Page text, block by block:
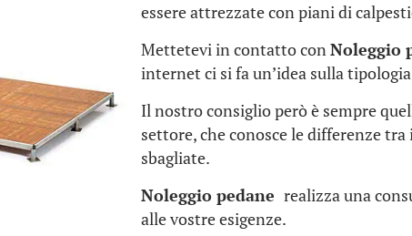
essere attrezzate con piani di
Mettetevi in contatto conNoleggio
internet ci si fa un’idea sulla
Il nostro consiglio però è sempre
settore, che conosce le differenze
sbagliate.
Noleggio pedanerealizza una
alle vostre esigenze.